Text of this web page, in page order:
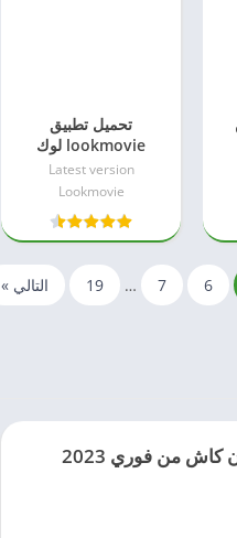
تحميل تطبيق
lookmovie لوك
موفي apk للاندرويد
2023
Latest version
Lookmovie
6
7
…
19 التالي »
كاش من فوري 2023